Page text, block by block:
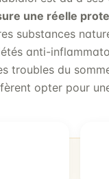
une réelle
substances
anti-
troubles du
opter pour